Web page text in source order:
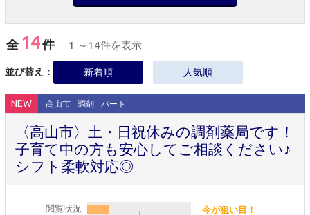
全 14件 1 ～14件を表示
並び替え： 新着順 人気順
NEW 高山市 調剤 パート
〈高山市〉土・日祝休みの調剤薬局です！
子育て中の方も安心してご相談ください♪
シフト柔軟対応◎
閲覧状況 今が狙い目！